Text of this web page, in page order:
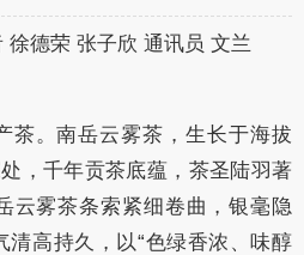
徐德荣 张子欣 通讯员 文兰
茶。南岳云雾茶，生长于海拔
，千年贡茶底蕴，茶圣陆羽著
云雾茶条索紧细卷曲，银毫隐
清高持久，以“色绿香浓、味醇